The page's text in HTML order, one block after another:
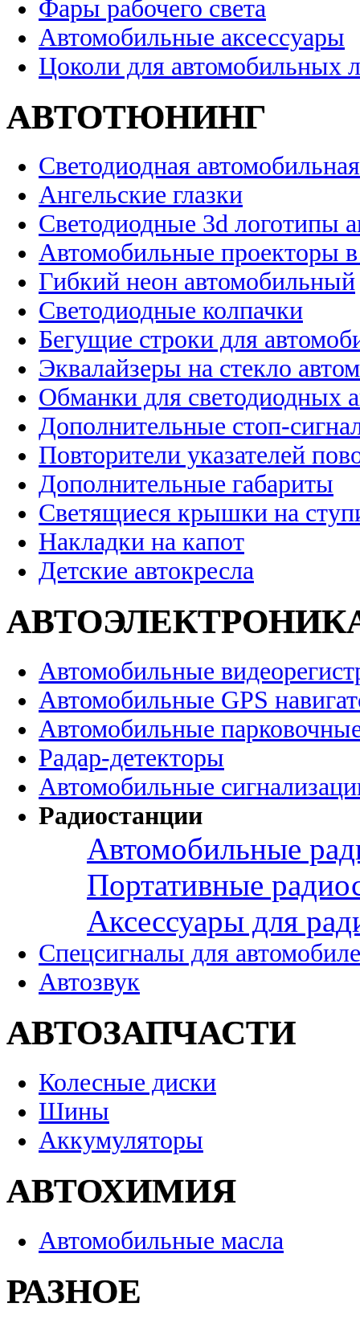
Фары рабочего света
Автомобильные аксессуары
Цоколи для автомобильных
АВТОТЮНИНГ
Светодиодная
Ангельские глазки
Светодиодные 3d логотипы
Автомобильные проекторы
Гибкий неон автомобильный
Светодиодные колпачки
Бегущие строки для
Эквалайзеры на стекло
Обманки для светодиодных
Дополнительные стоп-
Повторители указателей
Дополнительные габариты
Светящиеся крышки на
Накладки на капот
Детские автокресла
Автомобильные
Автомобильные GPS
Автомобильные
Радар-детекторы
Автомобильные
Радиостанции
Автомобильные
Портативные
Аксессуары для
Спецсигналы для
Автозвук
АВТОЗАПЧАСТИ
Колесные диски
Шины
Аккумуляторы
АВТОХИМИЯ
Автомобильные масла
РАЗНОЕ